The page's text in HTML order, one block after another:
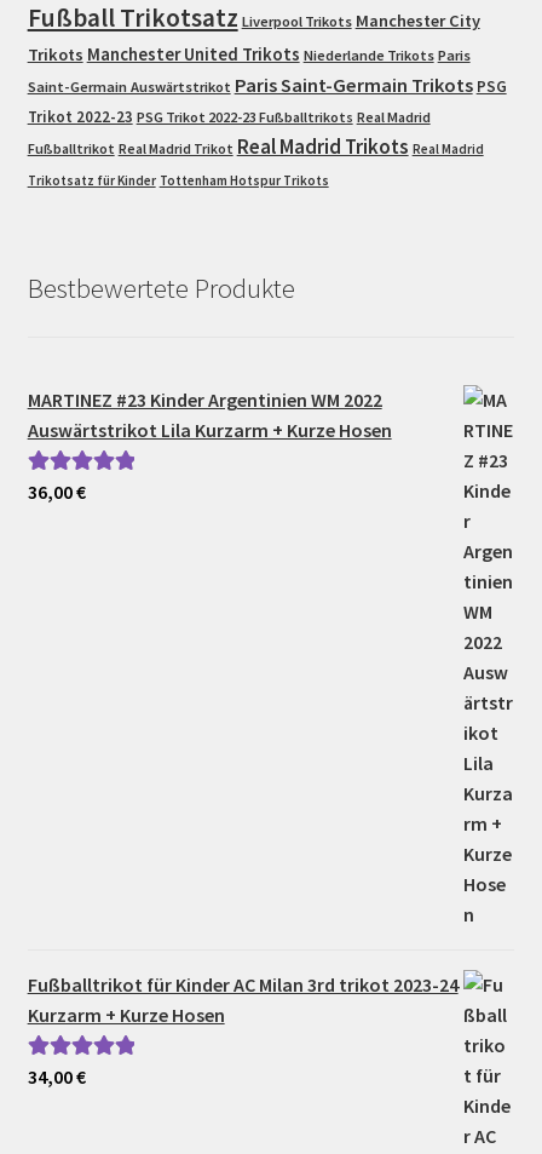
Fußball Trikotsatz Liverpool Trikots Manchester City
Trikots Manchester United Trikots Niederlande Trikots Paris
Saint-Germain Auswärtstrikot Paris Saint-Germain Trikots PSG
Trikot 2022-23 PSG Trikot 2022-23 Fußballtrikots Real Madrid
Fußballtrikot Real Madrid Trikot Real Madrid Trikots Real Madrid
Trikotsatz für Kinder Tottenham Hotspur Trikots
Bestbewertete Produkte
MARTINEZ #23 Kinder Argentinien WM 2022
Auswärtstrikot Lila Kurzarm + Kurze Hosen
Bewertet mit
36,00€
Fußballtrikot für Kinder AC Milan 3rd trikot 2023-24
Kurzarm + Kurze Hosen
Bewertet mit
34,00€